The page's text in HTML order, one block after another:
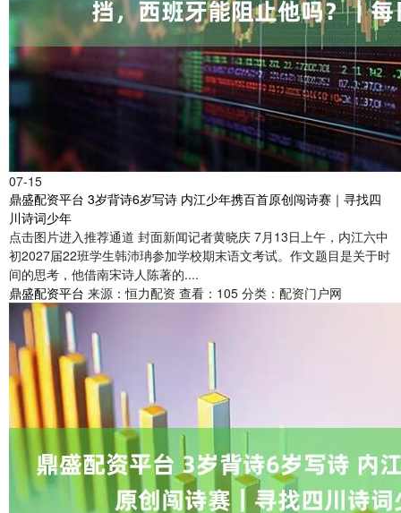
07-15
鼎盛配资平台 3岁背诗6岁写诗 内江少年携百首原创闯诗赛｜寻找四
川诗词少年
点击图片进入推荐通道 封面新闻记者黄晓庆 7月13日上午，内江六中
初2027届22班学生韩沛珃参加学校期末语文考试。作文题目是关于时
间的思考，他借南宋诗人陈著的....
鼎盛配资平台 来源：恒力配资 查看：105 分类：配资门户网